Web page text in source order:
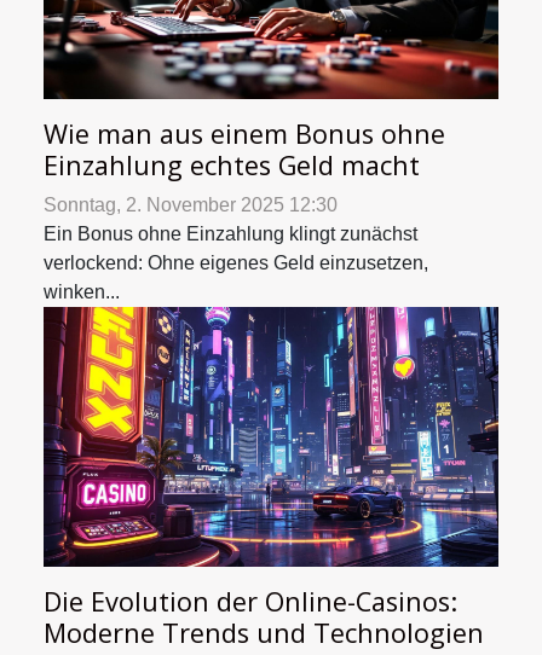
Wie man aus einem Bonus ohne
Einzahlung echtes Geld macht
Sonntag, 2. November 2025 12:30
Ein Bonus ohne Einzahlung klingt zunächst
verlockend: Ohne eigenes Geld einzusetzen,
winken...
Die Evolution der Online-Casinos:
Moderne Trends und Technologien